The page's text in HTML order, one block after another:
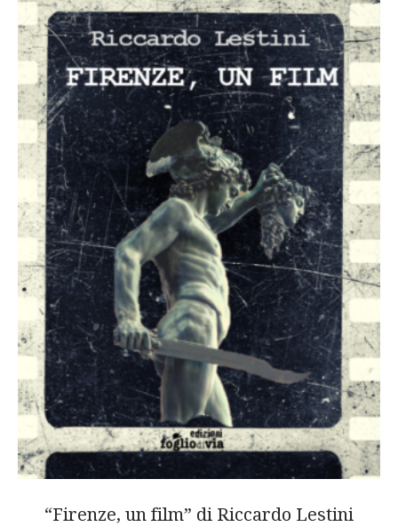
“Firenze, un film” di Riccardo Lestini